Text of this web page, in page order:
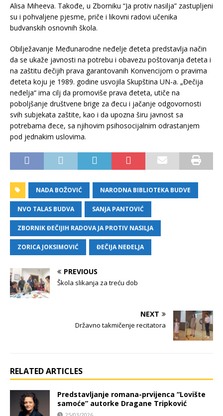
Alisa Miheeva. Takođe, u Zborniku “Ja protiv nasilja” zastupljeni
su i pohvaljene pjesme, priče i likovni radovi učenika
budvanskih osnovnih škola.
Obilježavanje Međunarodne neđelje đeteta predstavlja način
da se ukaže javnosti na potrebu i obavezu poštovanja đeteta i
na zaštitu đečijih prava garantovanih Konvencijom o pravima
đeteta koju je 1989. godine usvojila Skupština UN-a. „Đečija
neđelja“ ima cilj da promoviše prava đeteta, utiče na
poboljšanje društvene brige za đecu i jačanje odgovornosti
svih subjekata zaštite, kao i da upozna širu javnost sa
potrebama đece, sa njihovim psihosocijalnim odrastanjem
pod jednakim uslovima.
NADA BOŽOVIĆ NARODNA BIBLIOTEKA BUDVE
NVO TALAS BUDVA SANJA PANTOVIĆ
ZBORNIK ĐEČIJIH RADOVA JA PROTIV NASILJA
ZORICA JOKSIMOVIĆ ĐEČIJA NEĐELJA
PREVIOUS
Škola slikanja za treću dob
NEXT
Državno takmičenje recitatora
RELATED ARTICLES
Predstavljanje romana-prvijenca “Lovište
samoće” autorke Dragane Tripković